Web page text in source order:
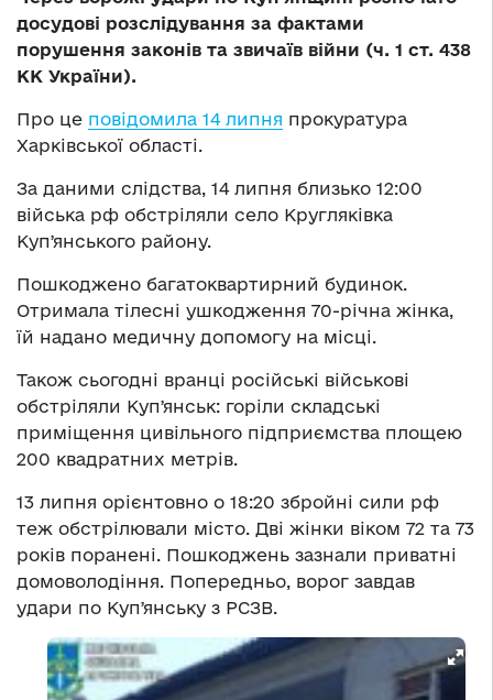
досудові розслідування за фактами
порушення законів та звичаїв війни (ч. 1 ст. 438
КК України).
Про це повідомила 14 липня прокуратура
Харківської області.
За даними слідства, 14 липня близько 12:00
війська рф обстріляли село Кругляківка
Купʼянського району.
Пошкоджено багатоквартирний будинок.
Отримала тілесні ушкодження 70-річна жінка,
їй надано медичну допомогу на місці.
Також сьогодні вранці російські військові
обстріляли Купʼянськ: горіли складські
приміщення цивільного підприємства площею
200 квадратних метрів.
13 липня орієнтовно о 18:20 збройні сили рф
теж обстрілювали місто. Дві жінки віком 72 та 73
років поранені. Пошкоджень зазнали приватні
домоволодіння. Попередньо, ворог завдав
удари по Купʼянську з РСЗВ.